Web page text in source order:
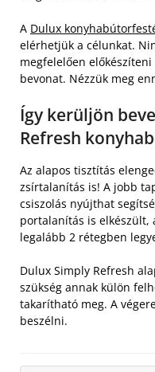
A Dulux
elérhetjük a célunkat.
megfelelően
bevonat. Nézzük meg
Így kerüljön
Refresh
Az alapos tisztítás
zsírtalanítás is! A jobb
csiszolás nyújthat
portalanítás is elkészült,
legalább 2 rétegben
Dulux Simply Refresh
szükség annak külön
takarítható meg. A
beszélni.